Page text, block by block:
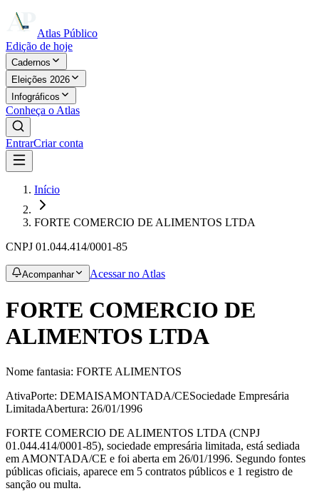
Atlas Público
Edição de hoje
Cadernos
Eleições 2026
Infográficos
Conheça o Atlas
EntrarCriar conta
Início
FORTE COMERCIO DE ALIMENTOS LTDA
CNPJ 01.044.414/0001-85
Acompanhar Acessar no Atlas
FORTE COMERCIO DE
ALIMENTOS LTDA
Nome fantasia: FORTE ALIMENTOS
AtivaPorte: DEMAISAMONTADA/CESociedade Empresária
LimitadaAbertura: 26/01/1996
FORTE COMERCIO DE ALIMENTOS LTDA (CNPJ
01.044.414/0001-85), sociedade empresária limitada, está sediada
em AMONTADA/CE e foi aberta em 26/01/1996. Segundo fontes
públicas oficiais, aparece em 5 contratos públicos e 1 registro de
sanção ou multa.